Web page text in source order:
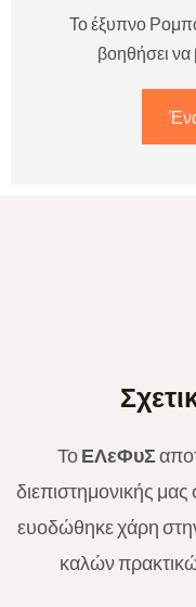
Το έξυπνο
βοηθήσει να
ΤοΕΛεΦυΣ
διεπιστημονικής
ευοδώθηκε χάρη
καλών